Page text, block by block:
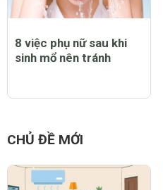
8 việc phụ nữ sau khi
sinh mổ nên tránh
CHỦ ĐỀ MỚI